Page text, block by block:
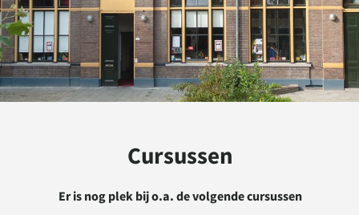
Cursussen
Er is nog plek bij o.a. de volgende cursussen